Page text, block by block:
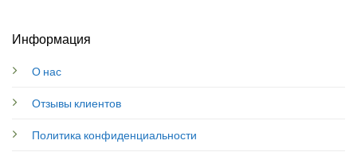
Информация
О нас
Отзывы клиентов
Политика конфиденциальности